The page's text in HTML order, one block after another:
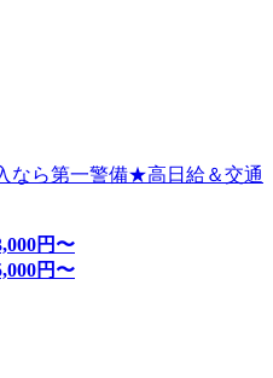
なら第一警備★高日給＆交通
円〜
円〜